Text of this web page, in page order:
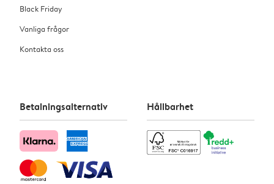
Black Friday
Vanliga frågor
Kontakta oss
Betalningsalternativ Hållbarhet